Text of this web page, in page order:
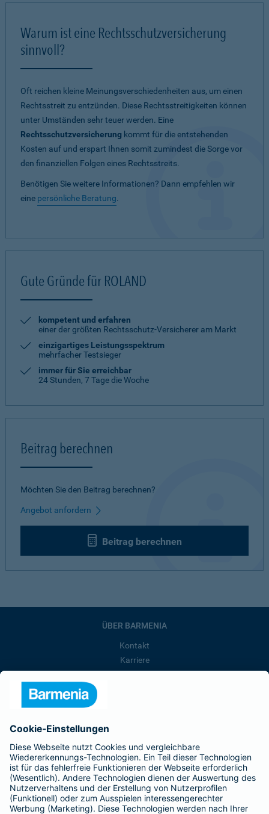
Warum ist eine Rechtsschutzversicherung
sinnvoll?
Oft reichen kleine Meinungsverschiedenheiten aus, um einen
Rechtsstreit zu entzünden. Diese Rechtsstreitigkeiten können
unter Umständen sehr teuer werden. Eine
Rechtsschutzversicherung kommt für die entstehenden
Kosten auf und erspart Ihnen somit zumindest die Sorge vor
den finanziellen Folgen eines Rechtsstreits.
Benötigen Sie weitere Informationen? Dann empfehlen wir
eine persönliche Beratung.
Gute Gründe für ROLAND
kompetent und erfahren
einer der größten Rechtsschutz-Versicherer am Markt
einzigartiges Leistungsspektrum
mehrfacher Testsieger
immer für Sie erreichbar
24 Stunden, 7 Tage die Woche
Beitrag berechnen
Möchten Sie den Beitrag berechnen?
Angebot anfordern
Beitrag berechnen
ÜBER BARMENIA
Kontakt
Karriere
Barmenia ist Teil der BarmeniaGothaer
BELIEBTE SEITEN
Kranken-Zusatzversicherung
Tierversicherungen
Haftpflichtversicherung